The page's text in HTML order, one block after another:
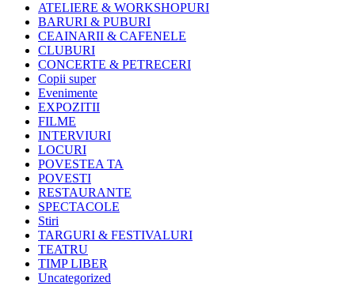
ATELIERE & WORKSHOPURI
BARURI & PUBURI
CEAINARII & CAFENELE
CLUBURI
CONCERTE & PETRECERI
Copii super
Evenimente
EXPOZITII
FILME
INTERVIURI
LOCURI
POVESTEA TA
POVESTI
RESTAURANTE
SPECTACOLE
Stiri
TARGURI & FESTIVALURI
TEATRU
TIMP LIBER
Uncategorized